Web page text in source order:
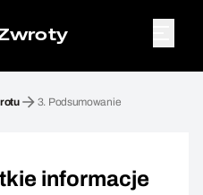
3. Podsumowanie
informacje